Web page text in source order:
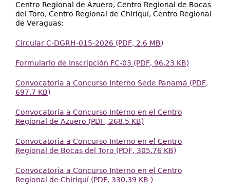
Centro Regional de Azuero, Centro Regional de Bocas
del Toro, Centro Regional de Chiriquí, Centro Regional
de Veraguas:
Circular C-DGRH-015-2026 (PDF, 2.6 MB)
Formulario de Inscripción FC-03 (PDF, 96.23 KB)
Convocatoria a Concurso Interno Sede Panamá (PDF,
697.7 KB)
Convocatoria a Concurso Interno en el Centro
Regional de Azuero (PDF, 268.5 KB)
Convocatoria a Concurso Interno en el Centro
Regional de Bocas del Toro (PDF, 305.76 KB)
Convocatoria a Concurso Interno en el Centro
Regional de Chiriquí (PDF, 330.39 KB )